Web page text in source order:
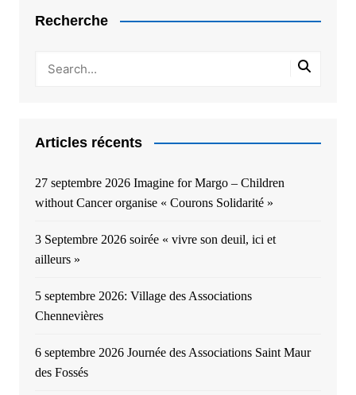
Recherche
Articles récents
27 septembre 2026 Imagine for Margo – Children
without Cancer organise « Courons Solidarité »
3 Septembre 2026 soirée « vivre son deuil, ici et
ailleurs »
5 septembre 2026: Village des Associations
Chennevières
6 septembre 2026 Journée des Associations Saint Maur
des Fossés